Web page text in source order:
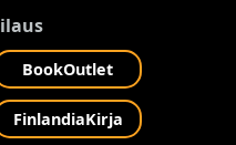
BookOutlet
FinlandiaKirja